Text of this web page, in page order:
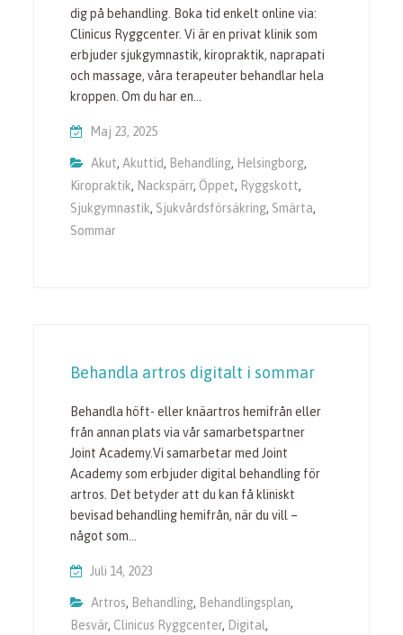
dig på behandling. Boka tid enkelt online via:
Clinicus Ryggcenter. Vi är en privat klinik som
erbjuder sjukgymnastik, kiropraktik, naprapati
och massage, våra terapeuter behandlar hela
kroppen. Om du har en…
Maj 23, 2025
Akut,Akuttid, Behandling, Helsingborg,
Kiropraktik, Nackspärr, Öppet, Ryggskott,
Sjukgymnastik, Sjukvårdsförsäkring, Smärta,
Sommar
Behandla artros digitalt i sommar
Behandla höft- eller knäartros hemifrån eller
från annan plats via vår samarbetspartner
Joint Academy.Vi samarbetar med Joint
Academy som erbjuder digital behandling för
artros. Det betyder att du kan få kliniskt
bevisad behandling hemifrån, när du vill –
något som…
Juli 14, 2023
Artros, Behandling, Behandlingsplan,
Besvär, Clinicus Ryggcenter, Digital ,